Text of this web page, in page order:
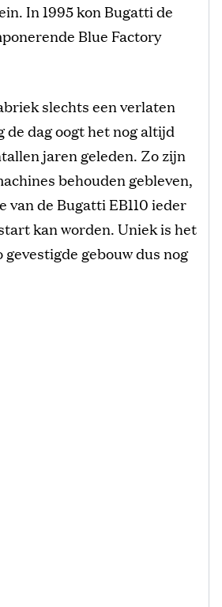
In 1995 kon Bugatti de
Blue Factory
slechts een verlaten
de dag oogt het nog altijd
jaren geleden. Zo zijn
behouden gebleven,
van de Bugatti EB110 ieder
kan worden. Uniek is het
gebouw dus nog